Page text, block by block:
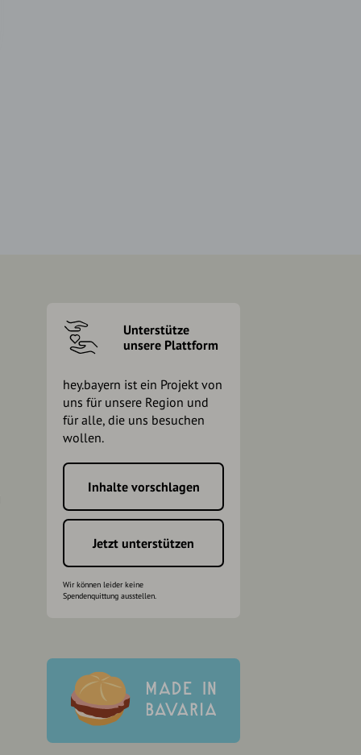
Unterstütze
unsere Plattform
hey.bayern ist ein Projekt von
uns für unsere Region und
für alle, die uns besuchen
wollen.
Inhalte vorschlagen
Jetzt unterstützen
Wir können leider keine
Spendenquittung ausstellen.